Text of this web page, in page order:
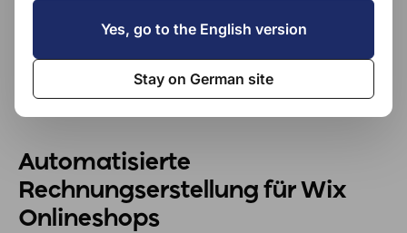
Automatisierte
Rechnungserstellung für Wix
Onlineshops
Yes, go to the English version
Stay on German site